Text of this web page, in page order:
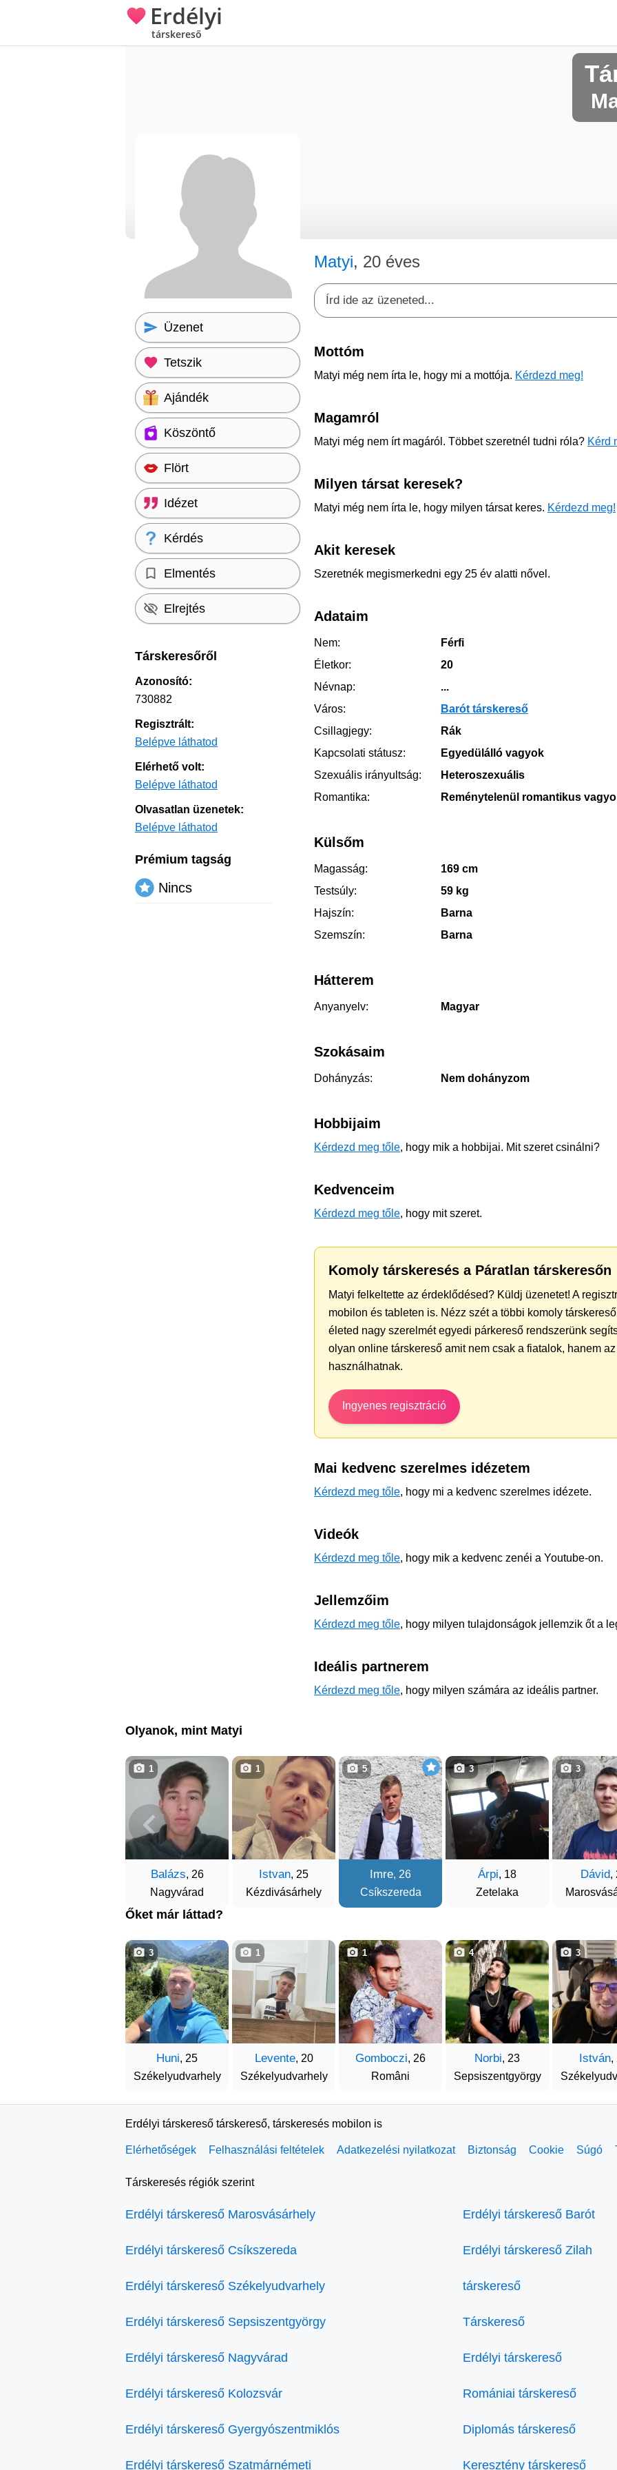
Erdélyi
társkereső
Matyi, 20 éves
Mottóm
Matyi még nem írta le, hogy mi a mottója. Kérdezd meg!
Magamról
Matyi még nem írt magáról. Többet szeretnél tudni róla? Kérd
Milyen társat keresek?
Matyi még nem írta le, hogy milyen társat keres. Kérdezd meg!
Akit keresek
Szeretnék megismerkedni egy 25 év alatti nővel.
Adataim
Nem:
Férfi
Életkor:
20
Névnap:
...
Város:
Barót társkereső
Csillagjegy:
Rák
Kapcsolati státusz:
Egyedülálló vagyok
Szexuális irányultság:
Heteroszexuális
Romantika:
Reménytelenül romantikus
Külsőm
Magasság:
169 cm
Testsúly:
59 kg
Hajszín:
Barna
Szemszín:
Barna
Hátterem
Anyanyelv: Magyar
Szokásaim
Dohányzás: Nem dohányzom
Hobbijaim
Kérdezd meg tőle, hogy mik a hobbijai. Mit szeret csinálni?
Kedvenceim
Kérdezd meg tőle, hogy mit szeret.
Komoly társkeresés a Páratlan társkeresőn
Matyi felkeltette az érdeklődésed? Küldj üzenetet! A
mobilon és tableten is. Nézz szét a többi komoly
életed nagy szerelmét egyedi párkereső rendszerünk
olyan online társkereső amit nem csak a fiatalok, hanem
használhatnak.
Ingyenes regisztráció
Mai kedvenc szerelmes idézetem
Kérdezd meg tőle, hogy mi a kedvenc szerelmes idézete.
Videók
Kérdezd meg tőle, hogy mik a kedvenc zenéi a Youtube-on.
Jellemzőim
Kérdezd meg tőle, hogy milyen tulajdonságok jellemzik őt a
Ideális partnerem
Kérdezd meg tőle, hogy milyen számára az ideális partner.
Üzenet
Tetszik
Ajándék
Köszöntő
Flört
Idézet
Kérdés
Elmentés
Elrejtés
Társkeresőről
Azonosító:
730882
Regisztrált:
Belépve láthatod
Elérhető volt:
Belépve láthatod
Olvasatlan üzenetek:
Belépve láthatod
Prémium tagság
Nincs
Olyanok, mint Matyi
Balázs, 26
Nagyvárad
1
Istvan, 25
Kézdivásárhely
1
Imre, 26
Csíkszereda
5
Árpi, 18
Zetelaka
3
Dávid,
3
Őket már láttad?
Huni, 25
Székelyudvarhely
3
Levente, 20
Székelyudvarhely
1
Gomboczi, 26
Români
1
Norbi, 23
Sepsiszentgyörgy
4
István,
3
Erdélyi társkereső társkereső, társkeresés mobilon is
Elérhetőségek Felhasználási feltételek Adatkezelési nyilatkozat Biztonság Cookie Súgó
Társkeresés régiók szerint
Erdélyi társkereső Marosvásárhely
Erdélyi társkereső Csíkszereda
Erdélyi társkereső Székelyudvarhely
Erdélyi társkereső Sepsiszentgyörgy
Erdélyi társkereső Nagyvárad
Erdélyi társkereső Kolozsvár
Erdélyi társkereső Gyergyószentmiklós
Erdélyi társkereső Szatmárnémeti
Erdélyi társkereső Barót
Erdélyi társkereső Zilah
társkereső
Társkereső
Erdélyi társkereső
Romániai társkereső
Diplomás társkereső
Keresztény társkereső